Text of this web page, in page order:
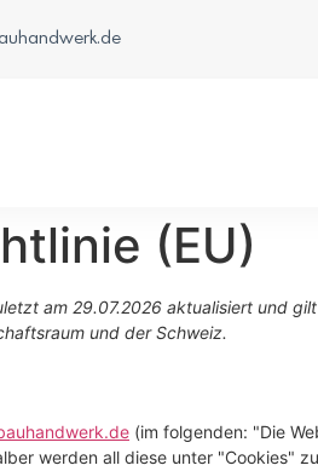
(EU)
am 29.07.2026 aktualisiert und
und der Schweiz.
(im folgenden: "Die
werden all diese unter "Cookies"